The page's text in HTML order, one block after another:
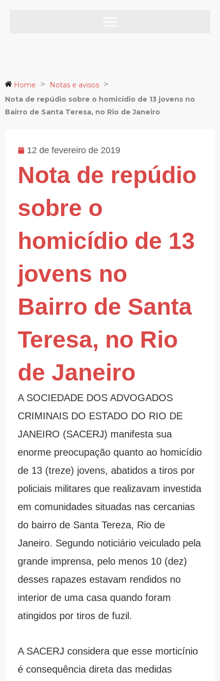
Home > Notas e avisos >
Nota de repúdio sobre o homicídio de 13 jovens no
Bairro de Santa Teresa, no Rio de Janeiro
12 de fevereiro de 2019
Nota de repúdio
sobre o
homicídio de 13
jovens no
Bairro de Santa
Teresa, no Rio
de Janeiro
A SOCIEDADE DOS ADVOGADOS
CRIMINAIS DO ESTADO DO RIO DE
JANEIRO (SACERJ) manifesta sua
enorme preocupação quanto ao homicídio
de 13 (treze) jovens, abatidos a tiros por
policiais militares que realizavam investida
em comunidades situadas nas cercanias
do bairro de Santa Tereza, Rio de
Janeiro. Segundo noticiário veiculado pela
grande imprensa, pelo menos 10 (dez)
desses rapazes estavam rendidos no
interior de uma casa quando foram
atingidos por tiros de fuzil.
A SACERJ considera que esse morticínio
é consequência direta das medidas